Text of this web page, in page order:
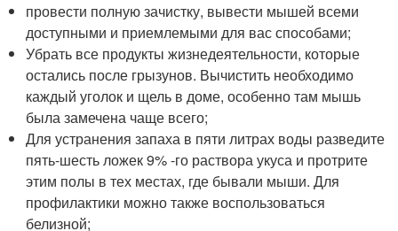
провести полную зачистку, вывести мышей всеми
доступными и приемлемыми для вас способами;
Убрать все продукты жизнедеятельности, которые
остались после грызунов. Вычистить необходимо
каждый уголок и щель в доме, особенно там мышь
была замечена чаще всего;
Для устранения запаха в пяти литрах воды разведите
пять-шесть ложек 9% -го раствора укуса и протрите
этим полы в тех местах, где бывали мыши. Для
профилактики можно также воспользоваться
белизной;